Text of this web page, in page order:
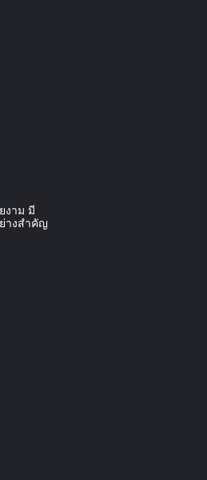
งาม มี
างสําคัญ